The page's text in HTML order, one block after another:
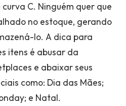
C. Ninguém quer que
no estoque, gerando
lo. A dica para
itens é abusar da
e abaixar seus
como: Dia das Mães;
e Natal.